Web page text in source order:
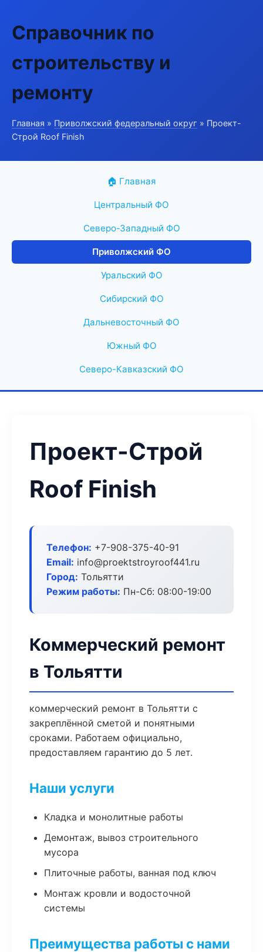
Справочник по
строительству и
ремонту
Главная » Приволжский федеральный округ » Проект-
Строй Roof Finish
🏠 Главная
Центральный ФО
Северо-Западный ФО
Приволжский ФО
Уральский ФО
Сибирский ФО
Дальневосточный ФО
Южный ФО
Северо-Кавказский ФО
Проект-Строй
Roof Finish
Телефон: +7-908-375-40-91
Email: info@proektstroyroof441.ru
Город: Тольятти
Режим работы: Пн-Сб: 08:00-19:00
Коммерческий ремонт
в Тольятти
коммерческий ремонт в Тольятти с
закреплённой сметой и понятными
сроками. Работаем официально,
предоставляем гарантию до 5 лет.
Наши услуги
Кладка и монолитные работы
Демонтаж, вывоз строительного
мусора
Плиточные работы, ванная под ключ
Монтаж кровли и водосточной
системы
Преимущества работы с нами